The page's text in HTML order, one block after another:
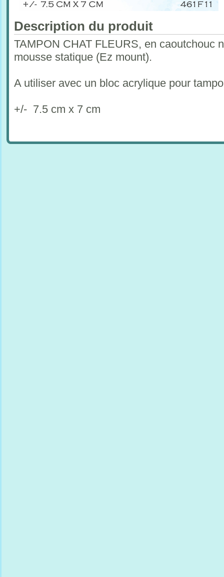
Description du produit
TAMPON CHAT FLEURS, en caoutchouc
mousse statique (Ez mount).
A utiliser avec un bloc acrylique pour
+/- 7.5 cm x 7 cm